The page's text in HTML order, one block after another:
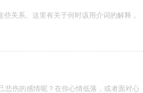
关系。这里有关于何时该用介词的解释，
悲伤的感情呢？在你心情低落，或者面对心